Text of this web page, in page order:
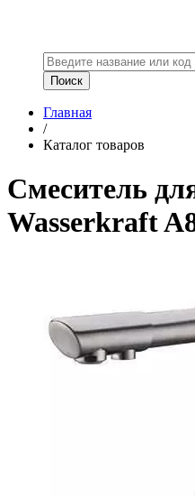
Главная
/
Каталог товаров
Смеситель
Wasserkraft